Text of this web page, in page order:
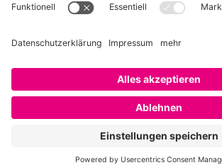
Cookie-Richtlinie (EU)
Copyright © 2026SAATKORN